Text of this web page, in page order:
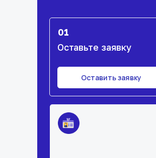
01
Оставьте заявку
Оставить заявку